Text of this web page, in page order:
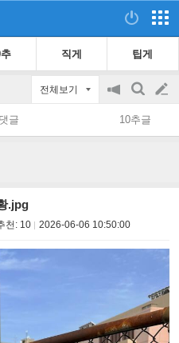
직게 팁게
전체보기
공
지
on/off
검
색
글
쓰
글 10추글
.jpg
천: 10 2026-06-06 10:50:00